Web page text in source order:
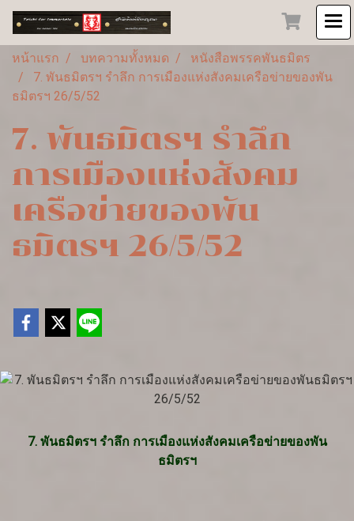
หน้าแรก บทความทั้งหมด
หนังสือพรรคพันธมิตร
7. พันธมิตรฯ รำลึก การเมืองแห่งสังคมเครือข่ายของพัน
ธมิตรฯ 26/5/52
7. พันธมิตรฯ รำลึก
การเมืองแห่งสังคม
เครือข่ายของพัน
ธมิตรฯ 26/5/52
7. พันธมิตรฯ รำลึก การเมืองแห่งสังคมเครือข่ายของพัน
ธมิตรฯ